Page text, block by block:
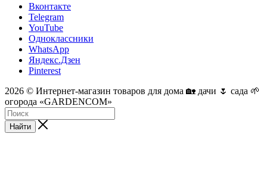
Вконтакте
Telegram
YouTube
Одноклассники
WhatsApp
Яндекс.Дзен
Pinterest
2026 © Интернет-магазин товаров для дома 🏡 дачи 🌷 сада 🌱
огорода «GARDENCOM»
Найти